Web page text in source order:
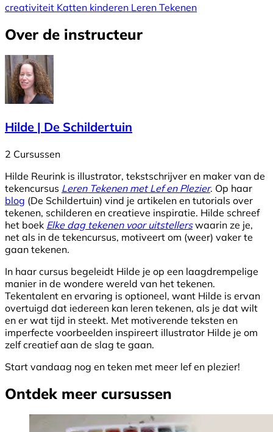
creativiteit Katten kinderen Leren Tekenen
Over de instructeur
Hilde | De Schildertuin
2 Cursussen
Hilde Reurink is illustrator, tekstschrijver en maker van de
tekencursus Leren Tekenen met Lef en Plezier. Op haar
blog (De Schildertuin) vind je artikelen en tutorials over
tekenen, schilderen en creatieve inspiratie. Hilde schreef
het boek Elke dag tekenen voor uitstellerswaarin ze je,
net als in de tekencursus, motiveert om (weer) vaker te
gaan tekenen.
In haar cursus begeleidt Hilde je op een laagdrempelige
manier in de wondere wereld van het tekenen.
Tekentalent en ervaring is optioneel, want Hilde is ervan
overtuigd dat iedereen kan leren tekenen, als je dat wilt
en er wat tijd in steekt. Met motiverende teksten en
imperfecte voorbeelden inspireert illustrator Hilde je om
zelf creatief aan de slag te gaan.
Start vandaag nog en teken met meer lef en plezier!
Ontdek meer cursussen